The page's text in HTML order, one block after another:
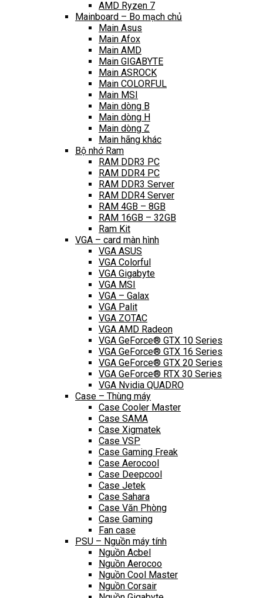
AMD Ryzen 7
Mainboard – Bo mạch chủ
Main Asus
Main Afox
Main AMD
Main GIGABYTE
Main ASROCK
Main COLORFUL
Main MSI
Main dòng B
Main dòng H
Main dòng Z
Main hãng khác
Bộ nhớ Ram
RAM DDR3 PC
RAM DDR4 PC
RAM DDR3 Server
RAM DDR4 Server
RAM 4GB – 8GB
RAM 16GB – 32GB
Ram Kit
VGA – card màn hình
VGA ASUS
VGA Colorful
VGA Gigabyte
VGA MSI
VGA – Galax
VGA Palit
VGA ZOTAC
VGA AMD Radeon
VGA GeForce® GTX 10 Series
VGA GeForce® GTX 16 Series
VGA GeForce® GTX 20 Series
VGA GeForce® RTX 30 Series
VGA Nvidia QUADRO
Case – Thùng máy
Case Cooler Master
Case SAMA
Case Xigmatek
Case VSP
Case Gaming Freak
Case Aerocool
Case Deepcool
Case Jetek
Case Sahara
Case Văn Phòng
Case Gaming
Fan case
PSU – Nguồn máy tính
Nguồn Acbel
Nguồn Aerocoo
Nguồn Cool Master
Nguồn Corsair